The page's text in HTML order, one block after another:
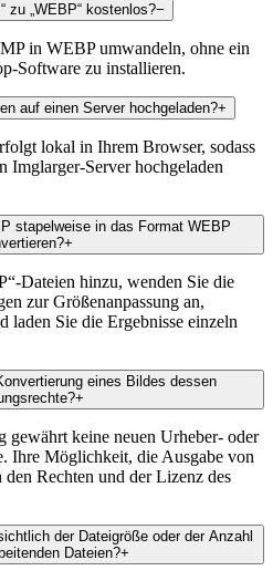
zu „WEBP“ kostenlos?−
in WEBP umwandeln, ohne ein
Software zu installieren.
auf einen Server hochgeladen?+
lokal in Ihrem Browser, sodass
Imglarger-Server hochgeladen
stapelweise in das Format WEBP
+
Dateien hinzu, wenden Sie die
zur Größenanpassung an,
laden Sie die Ergebnisse einzeln
eines Bildes dessen
+
keine neuen Urheber- oder
Ihre Möglichkeit, die Ausgabe von
Rechten und der Lizenz des
der Dateigröße oder der Anzahl
Dateien?+